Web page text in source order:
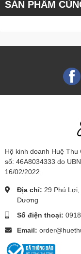
SẢN PHẨM
Hộ kinh doanh Huệ
số: 46A8034333 do
16/02/2022
Địa chỉ: 29 Phú
Dương
Số điện thoại:
Email: